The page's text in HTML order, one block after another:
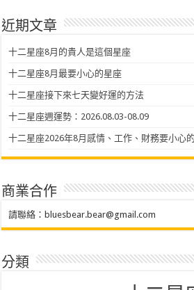
近期文章
十二星座8月的貴人是這個星座
十二星座8月最要小心的星座
十二星座接下來七天變好運的方法
十二星座週運勢：2026.08.03-08.09
十二星座2026年8月感情、工作、財務要小心
商業合作
請聯絡：bluesbear.bear@gmail.com
分類